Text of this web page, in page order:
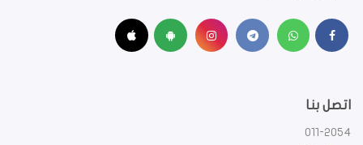
اتصل بنا
011-2054